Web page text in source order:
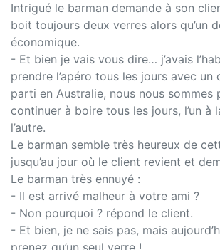
Intrigué le barman demande à son
boit toujours deux verres alors qu’un
économique.
- Et bien je vais vous dire… j’avais
prendre l’apéro tous les jours avec un
parti en Australie, nous nous sommes
continuer à boire tous les jours, l’un à
l’autre.
Le barman semble très heureux de
jusqu’au jour où le client revient et
Le barman très ennuyé :
- Il est arrivé malheur à votre ami ?
- Non pourquoi ? répond le client.
- Et bien, je ne sais pas, mais
prenez qu’un seul verre !